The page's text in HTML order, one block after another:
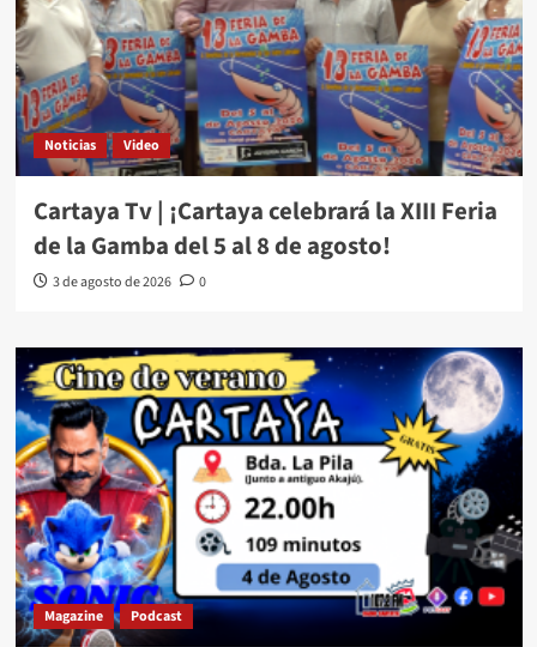
Noticias Video
Cartaya Tv | ¡Cartaya celebrará la XIII Feria
de la Gamba del 5 al 8 de agosto!
3 de agosto de 2026 0
Magazine Podcast